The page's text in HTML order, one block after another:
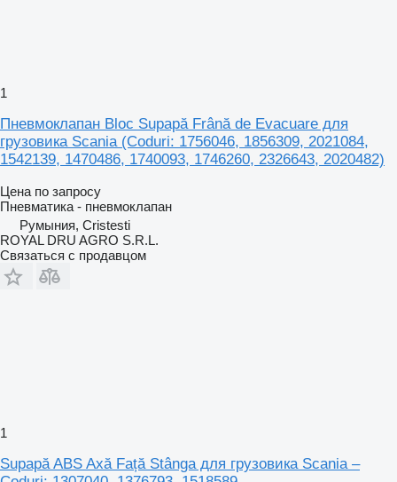
1
Пневмоклапан Bloc Supapă Frână de Evacuare для
грузовика Scania (Coduri: 1756046, 1856309, 2021084,
1542139, 1470486, 1740093, 1746260, 2326643, 2020482)
Цена по запросу
Пневматика - пневмоклапан
Румыния, Cristesti
ROYAL DRU AGRO S.R.L.
Связаться с продавцом
1
Supapă ABS Axă Față Stânga для грузовика Scania –